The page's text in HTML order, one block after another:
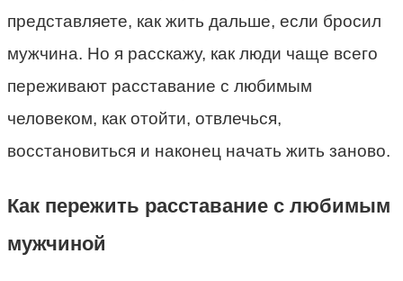
представляете, как жить дальше, если бросил
мужчина. Но я расскажу, как люди чаще всего
переживают расставание с любимым
человеком, как отойти, отвлечься,
восстановиться и наконец начать жить заново.
Как пережить расставание с любимым
мужчиной